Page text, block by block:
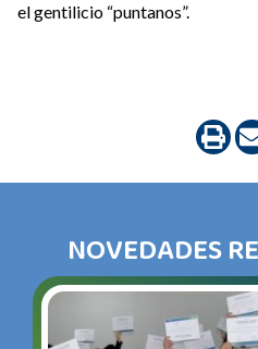
el gentilicio “puntanos”.
NOVEDADES